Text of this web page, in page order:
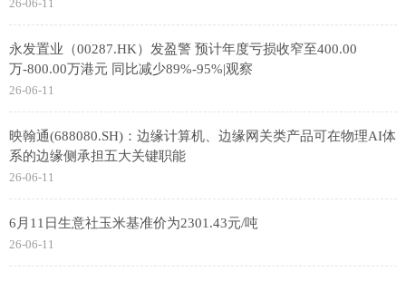
26-06-11
永发置业（00287.HK）发盈警 预计年度亏损收窄至400.00
万-800.00万港元 同比减少89%-95%|观察
26-06-11
映翰通(688080.SH)：边缘计算机、边缘网关类产品可在物理AI体
系的边缘侧承担五大关键职能
26-06-11
6月11日生意社玉米基准价为2301.43元/吨
26-06-11